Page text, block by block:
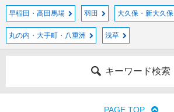
早稲田・高田馬場 羽田 大久保・新大久保
丸の内・大手町・八重洲 浅草
キーワード検索
PAGE TOP